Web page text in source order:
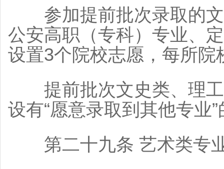
参加提前批次录取的文
公安高职（专科）专业、
设置3个院校志愿，每所院
提前批次文史类、理工
设有“愿意录取到其他专业
第二十九条 艺术类专